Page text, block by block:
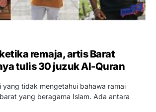
remaja, artis Barat
tulis 30 juzuk Al-Quran
yang tidak mengetahui bahawa ramai
yang beragama Islam. Ada antara